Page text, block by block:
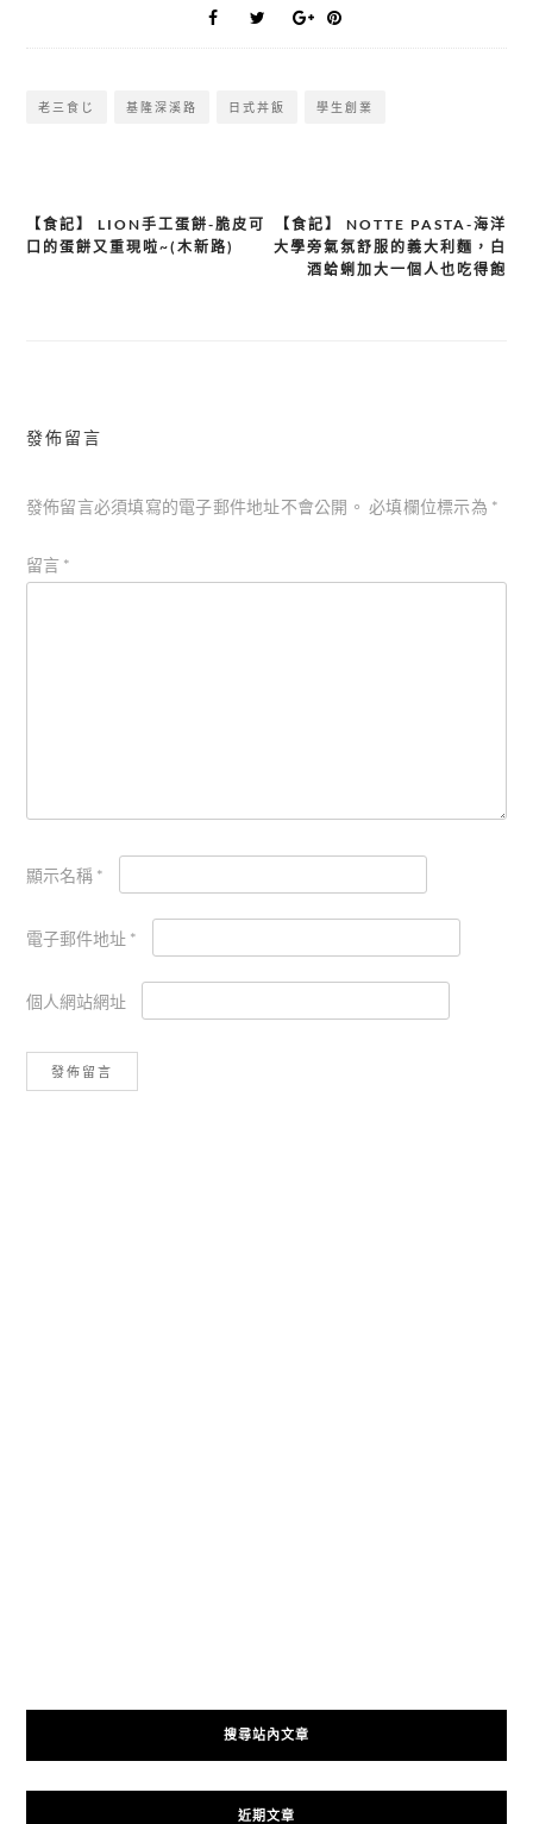
老三食じ 基隆深溪路 日式丼飯 學生創業
文
【食記】 LION手工蛋餅-脆皮可
口的蛋餅又重現啦~(木新路)
【食記】 NOTTE PASTA-海洋
大學旁氣氛舒服的義大利麵，白
酒蛤蜊加大一個人也吃得飽
發佈留言
發佈留言必須填寫的電子郵件地址不會公開。 必填欄位標示為 *
留言 *
顯示名稱 *
電子郵件地址 *
個人網站網址
搜尋站內文章
近期文章